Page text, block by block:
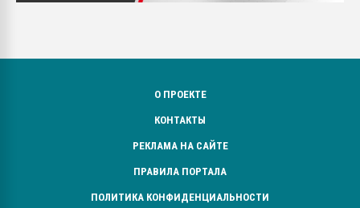
О ПРОЕКТЕ
КОНТАКТЫ
РЕКЛАМА НА САЙТЕ
ПРАВИЛА ПОРТАЛА
ПОЛИТИКА КОНФИДЕНЦИАЛЬНОСТИ